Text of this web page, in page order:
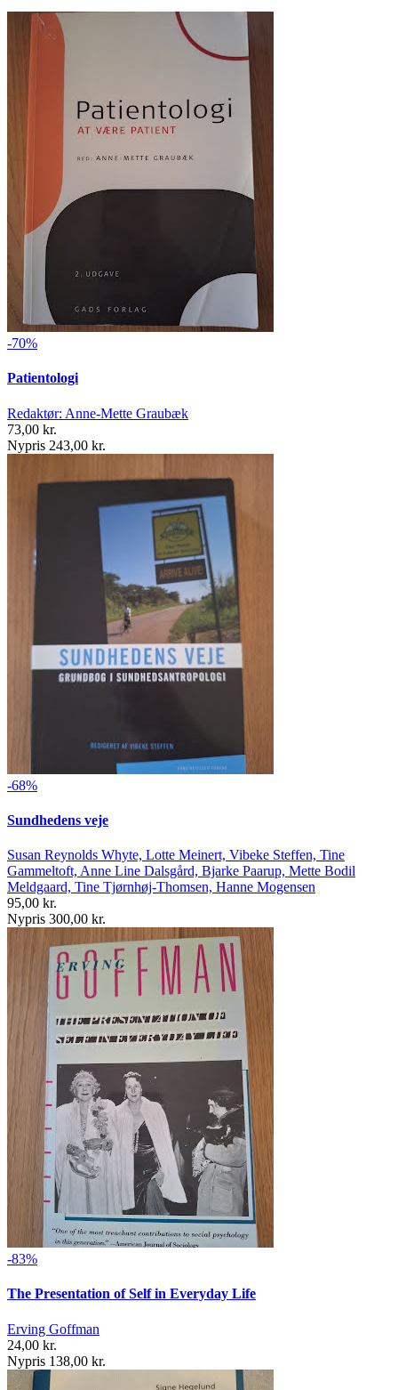
-70%
Patientologi
Redaktør: Anne-Mette Graubæk
73,00 kr.
Nypris 243,00 kr.
-68%
Sundhedens veje
Susan Reynolds Whyte, Lotte Meinert, Vibeke Steffen, Tine
Gammeltoft, Anne Line Dalsgård, Bjarke Paarup, Mette Bodil
Meldgaard, Tine Tjørnhøj-Thomsen, Hanne Mogensen
95,00 kr.
Nypris 300,00 kr.
-83%
The Presentation of Self in Everyday Life
Erving Goffman
24,00 kr.
Nypris 138,00 kr.